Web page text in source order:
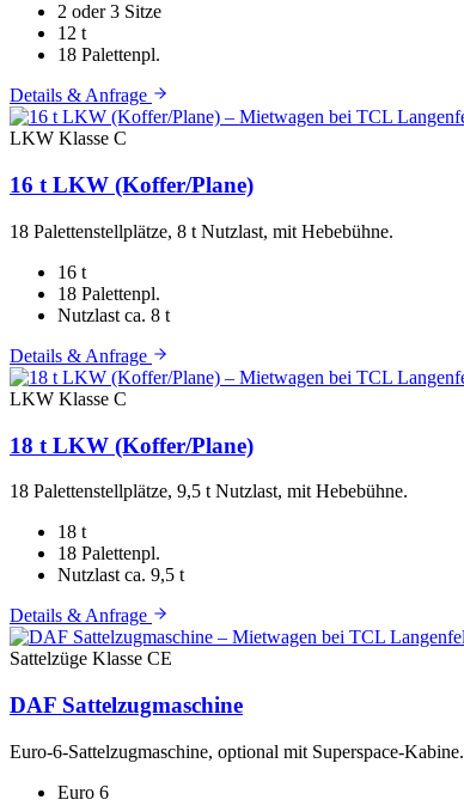
2 oder 3 Sitze
12 t
18 Palettenpl.
Details & Anfrage
LKW Klasse C
16 t LKW (Koffer/Plane)
18 Palettenstellplätze, 8 t Nutzlast, mit Hebebühne.
16 t
18 Palettenpl.
Nutzlast ca. 8 t
Details & Anfrage
LKW Klasse C
18 t LKW (Koffer/Plane)
18 Palettenstellplätze, 9,5 t Nutzlast, mit Hebebühne.
18 t
18 Palettenpl.
Nutzlast ca. 9,5 t
Details & Anfrage
Sattelzüge Klasse CE
DAF Sattelzugmaschine
Euro-6-Sattelzugmaschine, optional mit Superspace-Kabine.
Euro 6